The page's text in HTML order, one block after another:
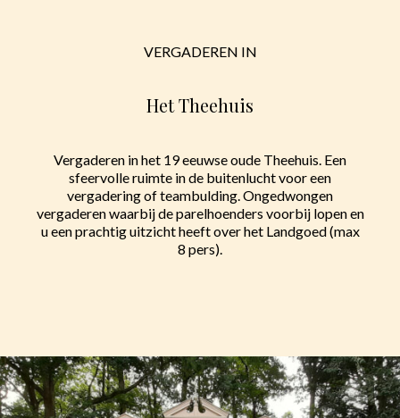
VERGADEREN IN
Het Theehuis
Vergaderen in het 19 eeuwse oude Theehuis. Een
sfeervolle ruimte in de buitenlucht voor een
vergadering of teambulding. Ongedwongen
vergaderen waarbij de parelhoenders voorbij lopen en
u een prachtig uitzicht heeft over het Landgoed (max
8 pers).